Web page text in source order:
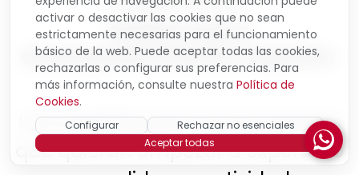
testeo real y
acompañamiento experto
Una iniciativa para que empresas
que quieran empezar a exportar o
activar o desactivar las cookies que no sean
estrictamente necesarias para el funcionamiento
básico de la web. Puede aceptar todas las cookies,
rechazarlas o configurar sus preferencias. Para
más información, consulte nuestra Política de
Cookies.
Configurar
Rechazar no esenciales
Aceptar todas